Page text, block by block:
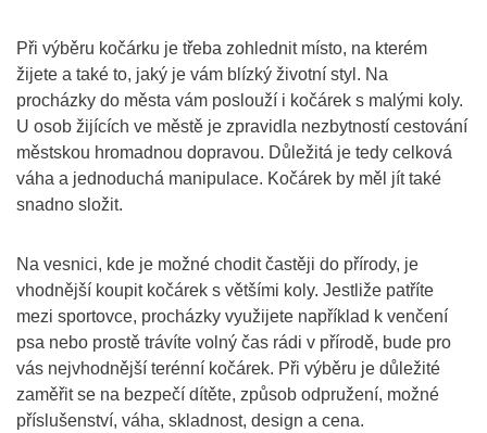
Při výběru kočárku je třeba zohlednit místo, na kterém
žijete a také to, jaký je vám blízký životní styl. Na
procházky do města vám poslouží i kočárek s malými koly.
U osob žijících ve městě je zpravidla nezbytností cestování
městskou hromadnou dopravou. Důležitá je tedy celková
váha a jednoduchá manipulace. Kočárek by měl jít také
snadno složit.
Na vesnici, kde je možné chodit častěji do přírody, je
vhodnější koupit kočárek s většími koly. Jestliže patříte
mezi sportovce, procházky využijete například k venčení
psa nebo prostě trávíte volný čas rádi v přírodě, bude pro
vás nejvhodnější terénní kočárek. Při výběru je důležité
zaměřit se na bezpečí dítěte, způsob odpružení, možné
příslušenství, váha, skladnost, design a cena.